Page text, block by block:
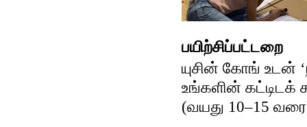
பயிற்சிப்பட்டறை
யுசின் கோங் உடன்
உங்களின் கட்டிடக்
(வயது 10–15